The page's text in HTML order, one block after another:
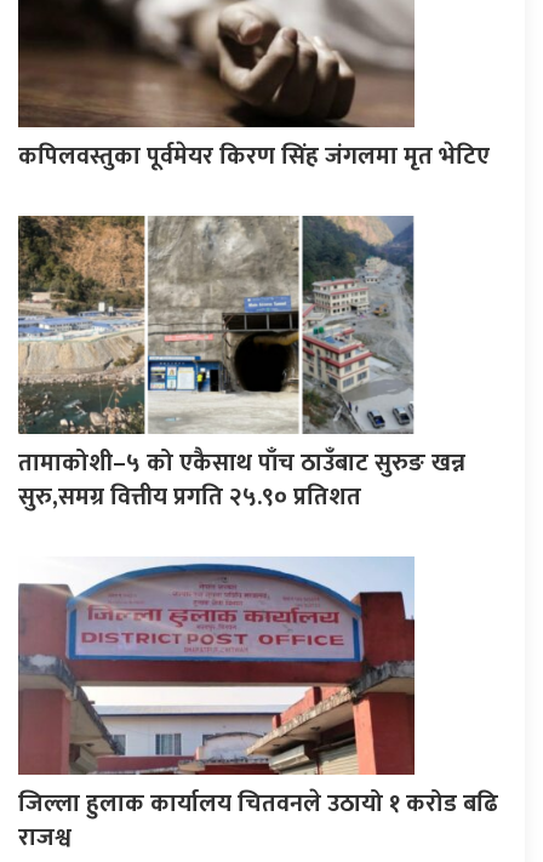
कपिलवस्तुका पूर्वमेयर किरण सिंह जंगलमा मृत भेटिए
तामाकोशी–५ को एकैसाथ पाँच ठाउँबाट सुरुङ खन्न
सुरु,समग्र वित्तीय प्रगति २५.९० प्रतिशत
जिल्ला हुलाक कार्यालय चितवनले उठायो १ करोड बढि
राजश्व